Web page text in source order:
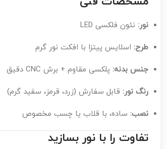
نور: نئون فلکسی LED
طرح: اسلایس پیتزا با افکت نور گرم
جنس بدنه: پلکسی مقاوم + برش CNC دقیق
رنگ نور: قابل سفارش (زرد، قرمز، سفید گرم)
نصب: ساده، با قلاب یا چسب مخصوص
تفاوت را با نور بسازید